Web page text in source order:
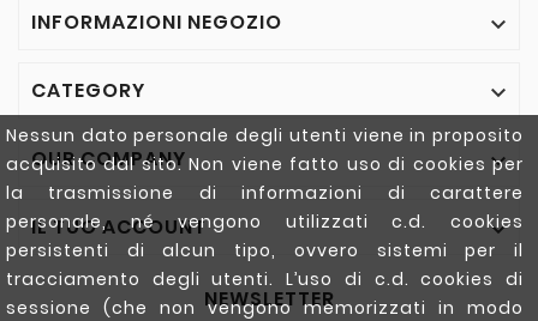
Nessun dato personale degli utenti viene in proposito
acquisito dal sito. Non viene fatto uso di cookies per
la trasmissione di informazioni di carattere
personale, né vengono utilizzati c.d. cookies
persistenti di alcun tipo, ovvero sistemi per il
tracciamento degli utenti. L’uso di c.d. cookies di
sessione (che non vengono memorizzati in modo
INFORMAZIONI NEGOZIO 
CATEGORY 
OUR COMPANY 
IL TUO ACCOUNT 
NEWSLETTER